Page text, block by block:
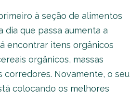
à seção de alimentos
dia que passa aumenta a
encontrar itens orgânicos
orgânicos, massas
corredores. Novamente, o seu
colocando os melhores